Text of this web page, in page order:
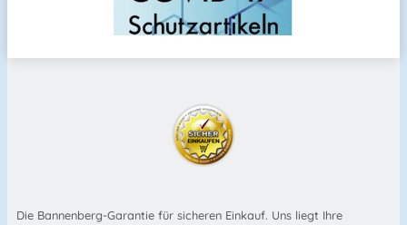
Die Bannenberg-Garantie für sicheren Einkauf. Uns liegt Ihre